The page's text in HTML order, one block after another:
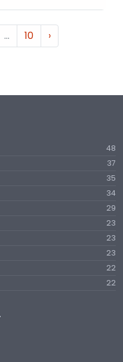
… 10 ›
48
37
35
34
29
23
23
23
22
22